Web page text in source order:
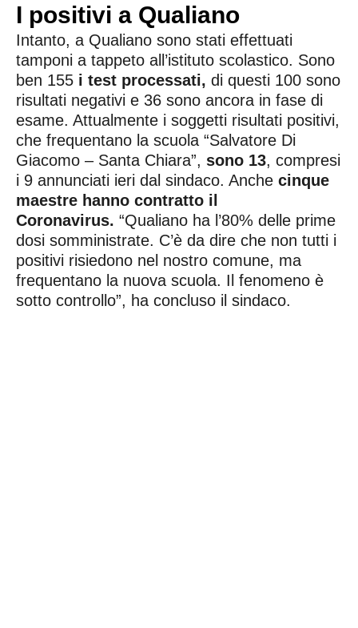
I positivi a Qualiano
Intanto, a Qualiano sono stati effettuati
tamponi a tappeto all’istituto scolastico. Sono
ben 155 i test processati, di questi 100 sono
risultati negativi e 36 sono ancora in fase di
esame. Attualmente i soggetti risultati positivi,
che frequentano la scuola “Salvatore Di
Giacomo – Santa Chiara”, sono 13, compresi
i 9 annunciati ieri dal sindaco. Anche cinque
maestre hanno contratto il
Coronavirus. “Qualiano ha l’80% delle prime
dosi somministrate. C’è da dire che non tutti i
positivi risiedono nel nostro comune, ma
frequentano la nuova scuola. Il fenomeno è
sotto controllo”, ha concluso il sindaco.